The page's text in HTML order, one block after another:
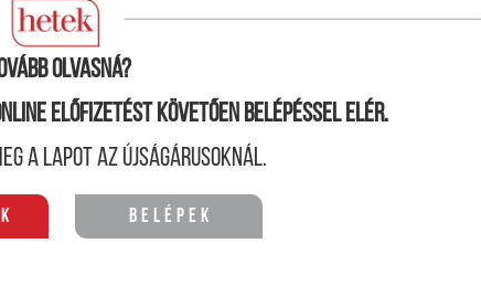
olvasná?
előfizetést követően belépéssel elér.
a lapot az újságárusoknál.
Belépek